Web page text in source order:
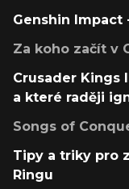
Genshin
Za koho začít v
Crusader Kings
a které raději
Songs of
Tipy a triky pro
Ringu